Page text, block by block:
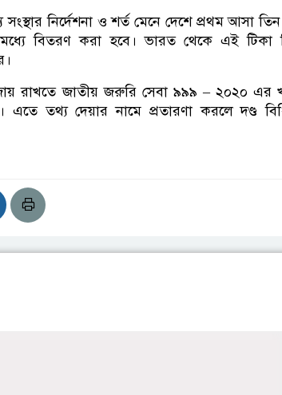
সংস্থার নির্দেশনা ও শর্ত মেনে দেশে প্রথম আসা
বিতরণ করা হবে। ভারত থেকে এই টিকা
রাখতে জাতীয় জরুরি সেবা ৯৯৯ – ২০২০ এর
এতে তথ্য দেয়ার নামে প্রতারণা করলে দণ্ড